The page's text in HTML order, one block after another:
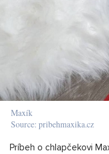
Maxík
Source: pribehmaxika.cz
Príbeh o chlapčekovi